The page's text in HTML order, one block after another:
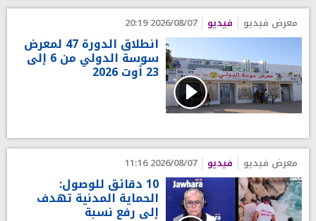
معرض فيديو فيديو 2026/08/07 20:19
انطلاق الدورة 47 لمعرض
سوسة الدولي من 6 إلى
23 أوت 2026
معرض فيديو فيديو 2026/08/07 11:16
10 دقائق للوصول:
الحماية المدنية تهدف
إلى رفع نسبة